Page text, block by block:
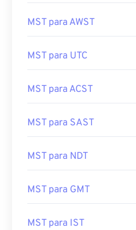
MST para AWST
MST para UTC
MST para ACST
MST para SAST
MST para NDT
MST para GMT
MST para IST